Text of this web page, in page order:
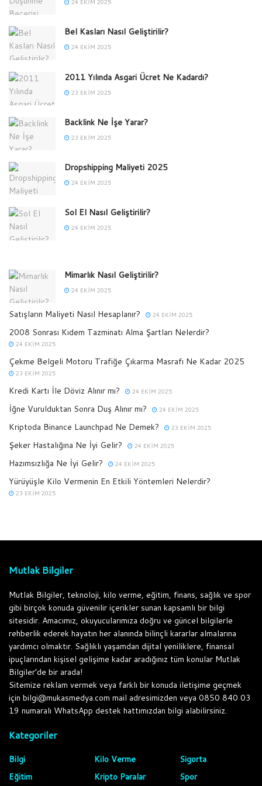
24 EKIM 2025
Bel Kasları Nasıl Geliştirilir?
24 EKIM 2025
2011 Yılında Asgari Ücret Ne Kadardı?
23 EKIM 2025
Backlink Ne İşe Yarar?
23 EKIM 2025
Dropshipping Maliyeti 2025
24 EKIM 2025
Sol El Nasıl Geliştirilir?
24 EKIM 2025
Mimarlık Nasıl Geliştirilir?
24 EKIM 2025
Satışların Maliyeti Nasıl Hesaplanır? 24 EKIM 2025
2008 Sonrası Kıdem Tazminatı Alma Şartları Nelerdir?
24 EKIM 2025
Çekme Belgeli Motoru Trafiğe Çıkarma Masrafı Ne Kadar 2025
23 EKIM 2025
Kredi Kartı İle Döviz Alınır mı? 24 EKIM 2025
İğne Vurulduktan Sonra Duş Alınır mı? 24 EKIM 2025
Kriptoda Binance Launchpad Ne Demek? 23 EKIM 2025
Şeker Hastalığına Ne İyi Gelir? 24 EKIM 2025
Hazımsızlığa Ne İyi Gelir? 24 EKIM 2025
Yürüyüşle Kilo Vermenin En Etkili Yöntemleri Nelerdir?
23 EKIM 2025
Mutlak Bilgiler
Mutlak Bilgiler, teknoloji, kilo verme, eğitim, finans, sağlık ve spor
gibi birçok konuda güvenilir içerikler sunan kapsamlı bir bilgi
sitesidir. Amacımız, okuyucularımıza doğru ve güncel bilgilerle
rehberlik ederek hayatın her alanında bilinçli kararlar almalarına
yardımcı olmaktır. Sağlıklı yaşamdan dijital yeniliklere, finansal
ipuçlarından kişisel gelişime kadar aradığınız tüm konular Mutlak
Bilgiler’de bir arada!
Sitemize reklam vermek veya farklı bir konuda iletişime geçmek
için bilgi@mukasmedya.com mail adresimizden veya 0850 840 03
19 numaralı WhatsApp destek hattımızdan bilgi alabilirsiniz.
Kategoriler
Bilgi
Eğitim
Kilo Verme
Kripto Paralar
Sigorta
Spor